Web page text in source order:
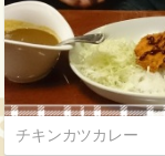
チキンカツカレー